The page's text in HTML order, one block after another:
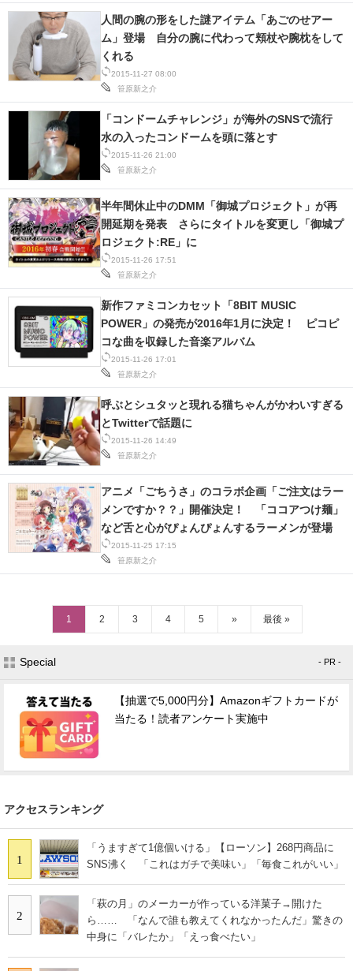
2015-11-27 08:00
笹原新之介
人間の腕の形をした謎アイテム「あごのせアー
ム」登場 自分の腕に代わって頬杖や腕枕をして
くれる
2015-11-26 21:00
笹原新之介
「コンドームチャレンジ」が海外のSNSで流行
水の入ったコンドームを頭に落とす
2015-11-26 17:51
笹原新之介
半年間休止中のDMM「御城プロジェクト」が再
開延期を発表 さらにタイトルを変更し「御城プ
ロジェクト:RE」に
2015-11-26 17:01
笹原新之介
新作ファミコンカセット「8BIT MUSIC
POWER」の発売が2016年1月に決定！ ピコピ
コな曲を収録した音楽アルバム
2015-11-26 14:49
笹原新之介
呼ぶとシュタッと現れる猫ちゃんがかわいすぎる
とTwitterで話題に
2015-11-25 17:15
笹原新之介
アニメ「ごちうさ」のコラボ企画「ご注文はラー
メンですか？？」開催決定！ 「ココアつけ麺」
など舌と心がぴょんぴょんするラーメンが登場
1 2 3 4 5 » 最後 »
Special - PR -
【抽選で5,000円分】Amazonギフトカードが
当たる！読者アンケート実施中
アクセスランキング
1
「うますぎて1億個いける」【ローソン】268円商品に
SNS沸く 「これはガチで美味い」「毎食これがいい」
2
「萩の月」のメーカーが作っている洋菓子→開けた
ら…… 「なんで誰も教えてくれなかったんだ」驚きの
中身に「バレたか」「えっ食べたい」